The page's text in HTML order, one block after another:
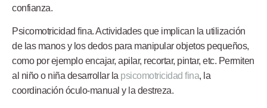
confianza.
Psicomotricidad fina. Actividades que implican la utilización
de las manos y los dedos para manipular objetos pequeños,
como por ejemplo encajar, apilar, recortar, pintar, etc. Permiten
al niño o niña desarrollar la psicomotricidad fina, la
coordinación óculo-manual y la destreza.